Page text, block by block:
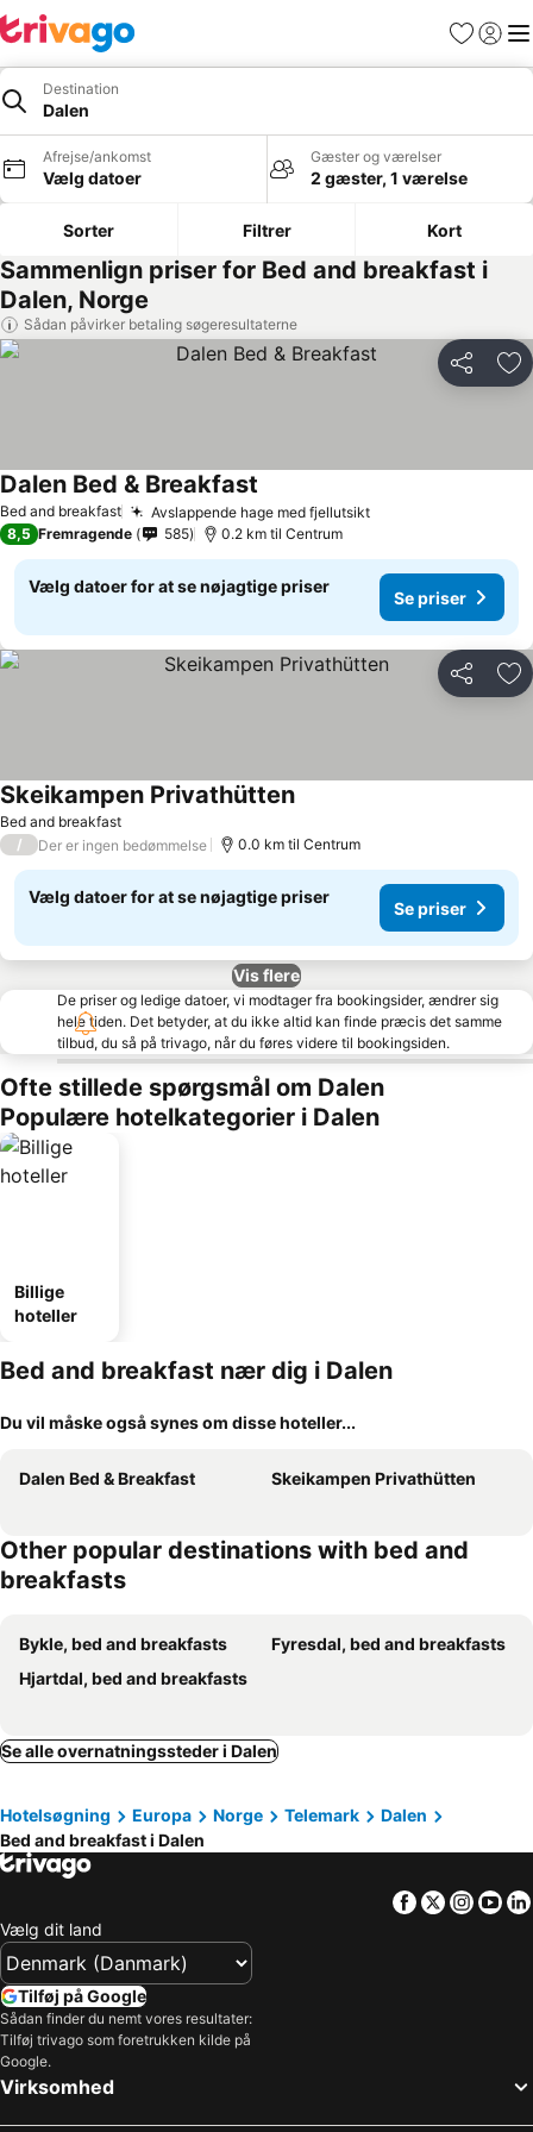
Favoritter
Log ind
Destination
Dalen
Afrejse/ankomst
Vælg datoer
Gæster og værelser
2 gæster, 1 værelse
Sorter Filtrer Kort
Sammenlign priser for Bed and breakfast i
Dalen, Norge
Sådan påvirker betaling søgeresultaterne
Del
Bed and breakfast Avslappende hage med fjellutsikt
Dalen Bed & Breakfast
8,5 Fremragende 585 0.2 km til Centrum
Vælg datoer for at se nøjagtige priser
Se priser
Del
Bed and breakfast
Skeikampen Privathütten
/ Der er ingen bedømmelse 0.0 km til Centrum
Vælg datoer for at se nøjagtige priser
Se priser
Vis flere
De priser og ledige datoer, vi modtager fra bookingsider, ændrer sig
hele tiden. Det betyder, at du ikke altid kan finde præcis det samme
tilbud, du så på trivago, når du føres videre til bookingsiden.
Ofte stillede spørgsmål om Dalen
Populære hotelkategorier i Dalen
Billige
hoteller
Bed and breakfast nær dig i Dalen
Du vil måske også synes om disse hoteller...
Dalen Bed & Breakfast Skeikampen Privathütten
Other popular destinations with bed and
breakfasts
Bykle, bed and breakfasts
Fyresdal, bed and breakfasts
Hjartdal, bed and breakfasts
Se alle overnatningssteder i Dalen
Hotelsøgning Europa Norge Telemark
Dalen
Bed and breakfast i Dalen
Facebook
Twitter
Vælg dit land
Tilføj på Google
Sådan finder du nemt vores resultater:
Tilføj trivago som foretrukken kilde på
Google.
Virksomhed